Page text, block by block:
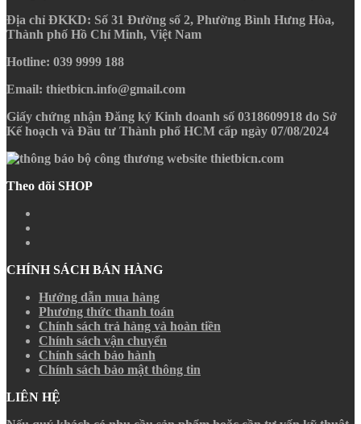
Địa chỉ ĐKKD: Số 31 Đường số 2, Phường Bình Hưng Hòa,
Thành phố Hồ Chí Minh, Việt Nam
Hotline: 039 9999 188
Email: thietbicn.info@gmail.com
Giấy chứng nhận Đăng ký Kinh doanh số 0318609918 do Sở
Kế hoạch và Đầu tư Thành phố HCM cấp ngày 07/08/2024
Theo dõi SHOP
CHÍNH SÁCH BÁN HÀNG
Hướng dẫn mua hàng
Phương thức thanh toán
Chính sách trả hàng và hoàn tiền
Chính sách vận chuyển
Chính sách bảo hành
Chính sách bảo mật thông tin
LIÊN HỆ